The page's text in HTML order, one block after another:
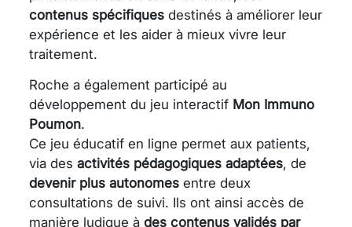
contenus spécifiques destinés à améliorer leur
expérience et les aider à mieux vivre leur
traitement.
Roche a également participé au
développement du jeu interactif Mon Immuno
Poumon.
Ce jeu éducatif en ligne permet aux patients,
via des activités pédagogiques adaptées, de
devenir plus autonomes entre deux
consultations de suivi. Ils ont ainsi accès de
manière ludique à des contenus validés par